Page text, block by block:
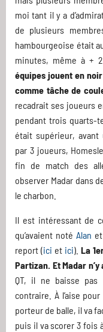
moi tant il y a
de plusieurs
hambourgeoise était
minutes, même à +
équipes jouent en
comme tâche de
recadrait ses joueurs
pendant trois quarts-
était supérieur, avant
par 3 joueurs,
fin de match des
observer Madar dans
le charbon.
Il est intéressant de
qu’avaient noté Alan et
report (ici et ici).La
Partizan. Et Madar
QT, il ne baisse pas
contraire. À l’aise
porteur de balle, il va
puis il va scorer 3 fois